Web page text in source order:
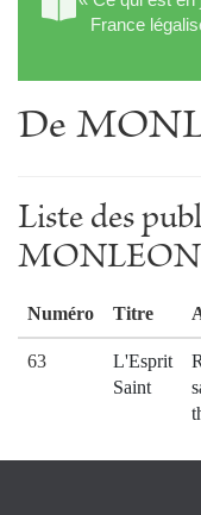
France
De
Liste des
MONLEON
Numéro Titre
63
L'Esprit
Saint